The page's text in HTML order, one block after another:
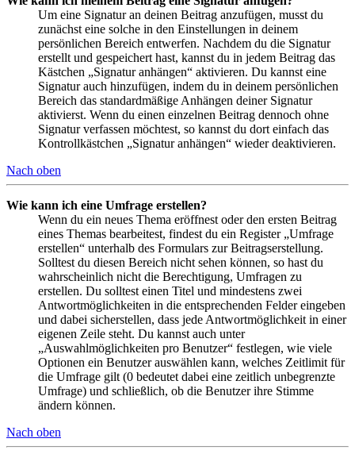
Um eine Signatur an deinen Beitrag anzufügen, musst du
zunächst eine solche in den Einstellungen in deinem
persönlichen Bereich entwerfen. Nachdem du die Signatur
erstellt und gespeichert hast, kannst du in jedem Beitrag das
Kästchen „Signatur anhängen“ aktivieren. Du kannst eine
Signatur auch hinzufügen, indem du in deinem persönlichen
Bereich das standardmäßige Anhängen deiner Signatur
aktivierst. Wenn du einen einzelnen Beitrag dennoch ohne
Signatur verfassen möchtest, so kannst du dort einfach das
Kontrollkästchen „Signatur anhängen“ wieder deaktivieren.
Nach oben
Wie kann ich eine Umfrage erstellen?
Wenn du ein neues Thema eröffnest oder den ersten Beitrag
eines Themas bearbeitest, findest du ein Register „Umfrage
erstellen“ unterhalb des Formulars zur Beitragserstellung.
Solltest du diesen Bereich nicht sehen können, so hast du
wahrscheinlich nicht die Berechtigung, Umfragen zu
erstellen. Du solltest einen Titel und mindestens zwei
Antwortmöglichkeiten in die entsprechenden Felder eingeben
und dabei sicherstellen, dass jede Antwortmöglichkeit in einer
eigenen Zeile steht. Du kannst auch unter
„Auswahlmöglichkeiten pro Benutzer“ festlegen, wie viele
Optionen ein Benutzer auswählen kann, welches Zeitlimit für
die Umfrage gilt (0 bedeutet dabei eine zeitlich unbegrenzte
Umfrage) und schließlich, ob die Benutzer ihre Stimme
ändern können.
Nach oben